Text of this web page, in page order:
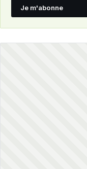
Je m'abonne